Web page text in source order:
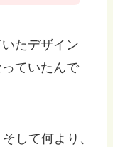
たデザイン
ていたんで
して何より、